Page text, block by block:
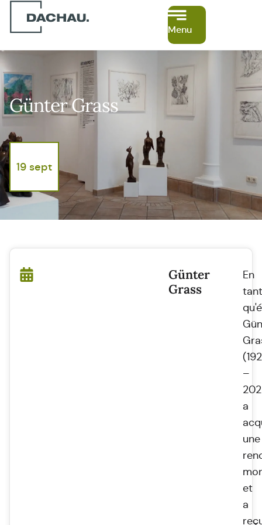
Menu
Günter Grass
19 sept
Günter
Grass
En
tant
–
a
une
et
a